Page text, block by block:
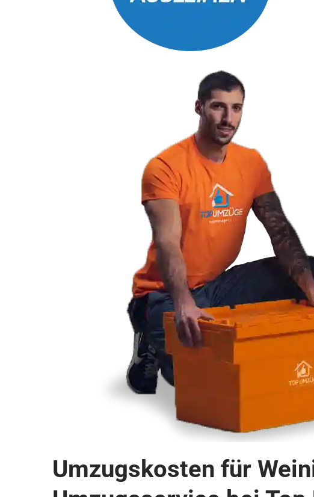
Umzugskosten für